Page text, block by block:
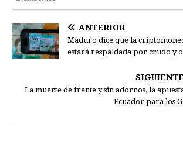
ANTERIOR
Maduro dice que la
estará respaldada por crudo y
SIGUIENTE
La muerte de frente y sin adornos, la
Ecuador para los